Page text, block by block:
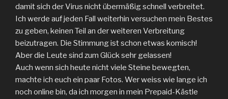
damit sich der Virus nicht übermäßig schnell verbreitet.
Ich werde auf jeden Fall weiterhin versuchen mein Bestes
zu geben, keinen Teil an der weiteren Verbreitung
beizutragen. Die Stimmung ist schon etwas komisch!
Aber die Leute sind zum Glück sehr gelassen!
Auch wenn sich heute nicht viele Steine bewegten,
machte ich euch ein paar Fotos. Wer weiss wie lange ich
noch online bin, da ich morgen in mein Prepaid-Kästle